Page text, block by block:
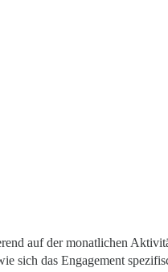
auf der monatlichen
sich das Engagement